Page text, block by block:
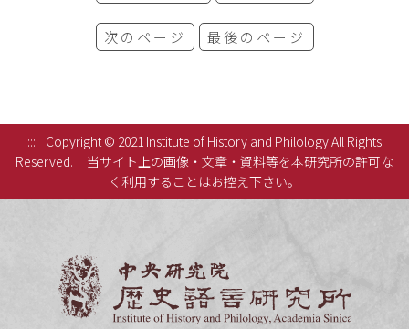
次のページ 最後のページ
:::
Copyright © 2021 Institute of History and Philology All Rights
Reserved.
当サイト上の画像・文章・資料等を本研究所の許可な
く利用することはお控え下さい。